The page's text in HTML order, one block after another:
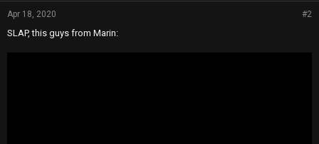
Apr 18, 2020 #2
SLAP, this guys from Marin: